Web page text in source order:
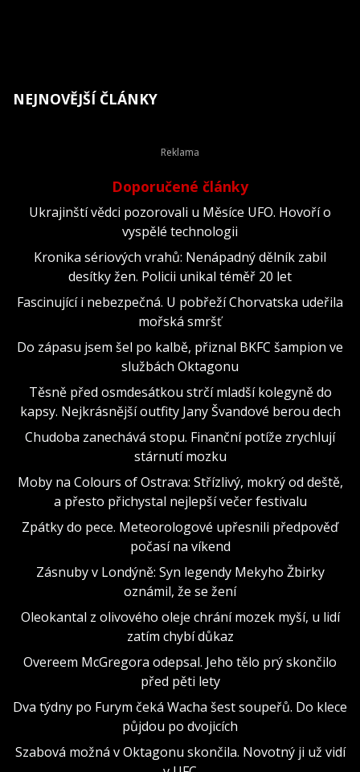
NEJNOVĚJŠÍ ČLÁNKY
Doporučené články
Ukrajinští vědci pozorovali u Měsíce UFO. Hovoří o
vyspělé technologii
Kronika sériových vrahů: Nenápadný dělník zabil
desítky žen. Policii unikal téměř 20 let
Fascinující i nebezpečná. U pobřeží Chorvatska udeřila
mořská smršť
Do zápasu jsem šel po kalbě, přiznal BKFC šampion ve
službách Oktagonu
Těsně před osmdesátkou strčí mladší kolegyně do
kapsy. Nejkrásnější outfity Jany Švandové berou dech
Chudoba zanechává stopu. Finanční potíže zrychlují
stárnutí mozku
Moby na Colours of Ostrava: Střízlivý, mokrý od deště,
a přesto přichystal nejlepší večer festivalu
Zpátky do pece. Meteorologové upřesnili předpověď
počasí na víkend
Zásnuby v Londýně: Syn legendy Mekyho Žbirky
oznámil, že se žení
Oleokantal z olivového oleje chrání mozek myší, u lidí
zatím chybí důkaz
Overeem McGregora odepsal. Jeho tělo prý skončilo
před pěti lety
Dva týdny po Furym čeká Wacha šest soupeřů. Do klece
půjdou po dvojicích
Szabová možná v Oktagonu skončila. Novotný ji už vidí